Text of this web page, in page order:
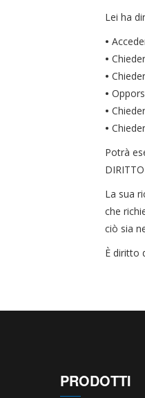
Lei ha
•
•
•
•
•
•
Potrà
La sua
che
ciò sia
È diritto
PRODOTTI